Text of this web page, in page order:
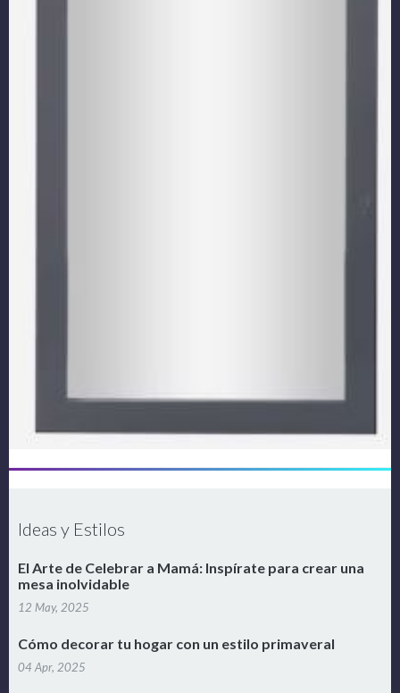
Ideas y Estilos
El Arte de Celebrar a Mamá: Inspírate para crear una
mesa inolvidable
12 May, 2025
Cómo decorar tu hogar con un estilo primaveral
04 Apr, 2025